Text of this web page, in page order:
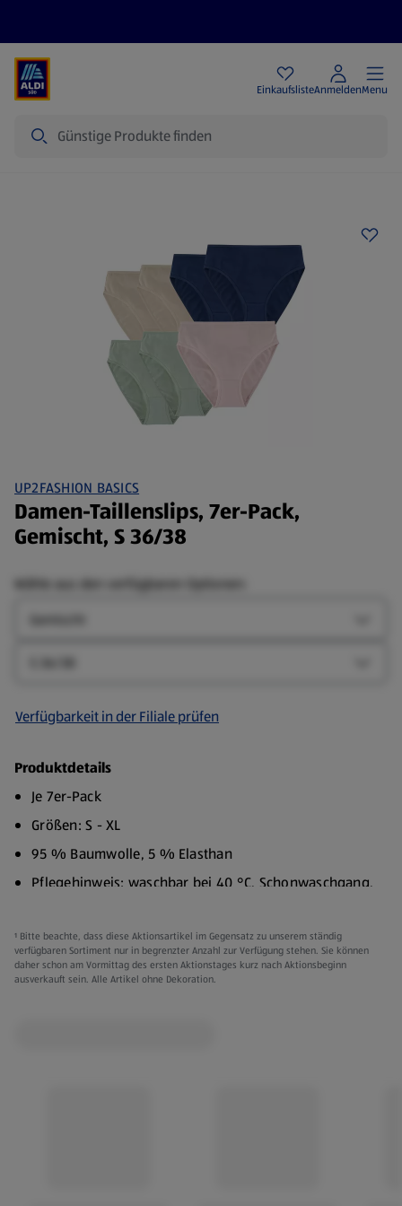
EinkaufslisteAnmeldenMenu
UP2FASHION BASICS
Damen-Taillenslips, 7er-Pack,
Gemischt, S 36/38
Wähle aus den verfügbaren Optionen:
Verfügbarkeit in der Filiale prüfen
Produktdetails
Je 7er-Pack
Größen: S - XL
95 % Baumwolle, 5 % Elasthan
Pflegehinweis: waschbar bei 40 °C, Schonwaschgang,
Extra schmale Passform
Versch. Farben:
¹ Bitte beachte, dass diese Aktionsartikel im Gegensatz zu unserem ständig
verfügbaren Sortiment nur in begrenzter Anzahl zur Verfügung stehen. Sie können
daher schon am Vormittag des ersten Aktionstages kurz nach Aktionsbeginn
ausverkauft sein. Alle Artikel ohne Dekoration.